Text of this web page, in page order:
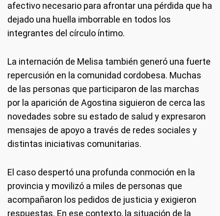
afectivo necesario para afrontar una pérdida que ha
dejado una huella imborrable en todos los
integrantes del círculo íntimo.
La internación de Melisa también generó una fuerte
repercusión en la comunidad cordobesa. Muchas
de las personas que participaron de las marchas
por la aparición de Agostina siguieron de cerca las
novedades sobre su estado de salud y expresaron
mensajes de apoyo a través de redes sociales y
distintas iniciativas comunitarias.
El caso despertó una profunda conmoción en la
provincia y movilizó a miles de personas que
acompañaron los pedidos de justicia y exigieron
respuestas. En ese contexto, la situación de la